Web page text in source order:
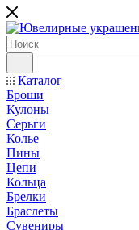
Каталог
Броши
Кулоны
Серьги
Колье
Пины
Цепи
Кольца
Брелки
Браслеты
Сувениры